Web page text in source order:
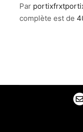
Par
complète est de